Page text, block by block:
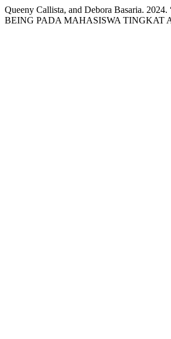
Queeny Callista, and Debora Basaria.
BEING PADA MAHASISWA TINGKAT